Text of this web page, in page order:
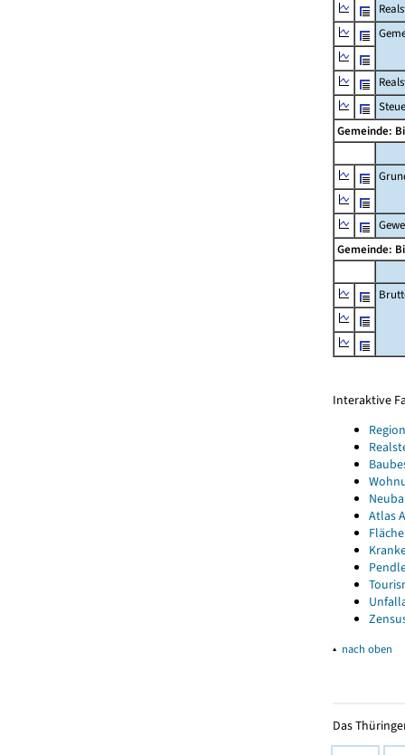
Gemeinde:
Gemeinde:
Interaktive
Atlas
▴ nach oben
Das